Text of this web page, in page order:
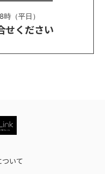
（平日）
せください
いて